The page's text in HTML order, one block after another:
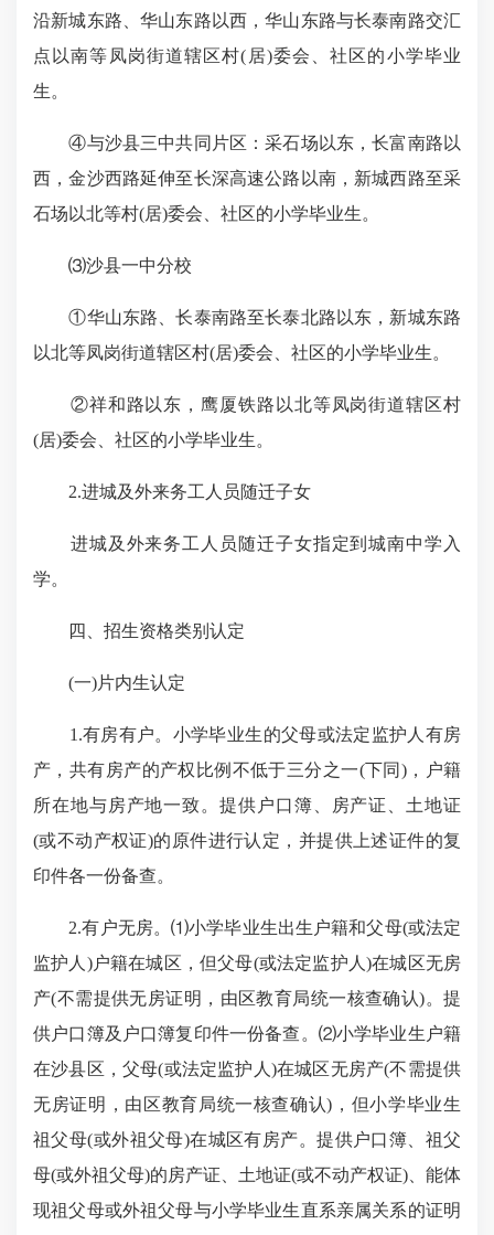
沿新城东路、华山东路以西，华山东路与长泰南路交汇
点以南等凤岗街道辖区村(居)委会、社区的小学毕业
生。
④与沙县三中共同片区：采石场以东，长富南路以
西，金沙西路延伸至长深高速公路以南，新城西路至采
石场以北等村(居)委会、社区的小学毕业生。
⑶沙县一中分校
①华山东路、长泰南路至长泰北路以东，新城东路
以北等凤岗街道辖区村(居)委会、社区的小学毕业生。
②祥和路以东，鹰厦铁路以北等凤岗街道辖区村
(居)委会、社区的小学毕业生。
2.进城及外来务工人员随迁子女
进城及外来务工人员随迁子女指定到城南中学入
学。
四、招生资格类别认定
(一)片内生认定
1.有房有户。小学毕业生的父母或法定监护人有房
产，共有房产的产权比例不低于三分之一(下同)，户籍
所在地与房产地一致。提供户口簿、房产证、土地证
(或不动产权证)的原件进行认定，并提供上述证件的复
印件各一份备查。
2.有户无房。⑴小学毕业生出生户籍和父母(或法定
监护人)户籍在城区，但父母(或法定监护人)在城区无房
产(不需提供无房证明，由区教育局统一核查确认)。提
供户口簿及户口簿复印件一份备查。⑵小学毕业生户籍
在沙县区，父母(或法定监护人)在城区无房产(不需提供
无房证明，由区教育局统一核查确认)，但小学毕业生
祖父母(或外祖父母)在城区有房产。提供户口簿、祖父
母(或外祖父母)的房产证、土地证(或不动产权证)、能体
现祖父母或外祖父母与小学毕业生直系亲属关系的证明